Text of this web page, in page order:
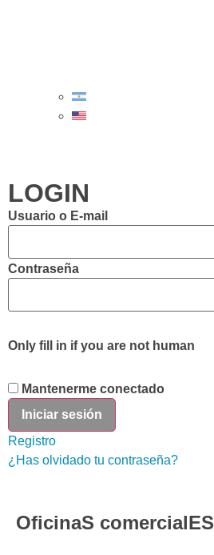
LOGIN
Usuario o E-mail
Contraseña
Only fill in if you are not human
Mantenerme conectado
Registro
¿Has olvidado tu contraseña?
OficinaS comercialES